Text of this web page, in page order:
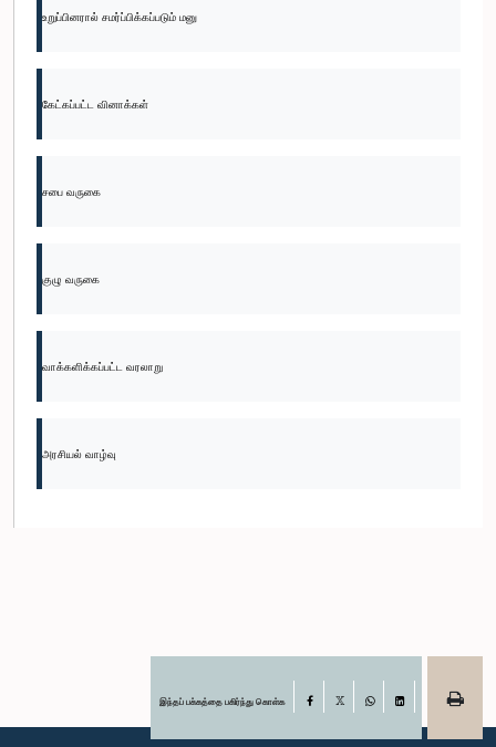
உறுப்பினரால் சமர்ப்பிக்கப்படும் மனு
கேட்கப்பட்ட வினாக்கள்
சபை வருகை
குழு வருகை
வாக்களிக்கப்பட்ட வரலாறு
அரசியல் வாழ்வு
இந்தப் பக்கத்தை பகிர்ந்து கொள்க Facebook